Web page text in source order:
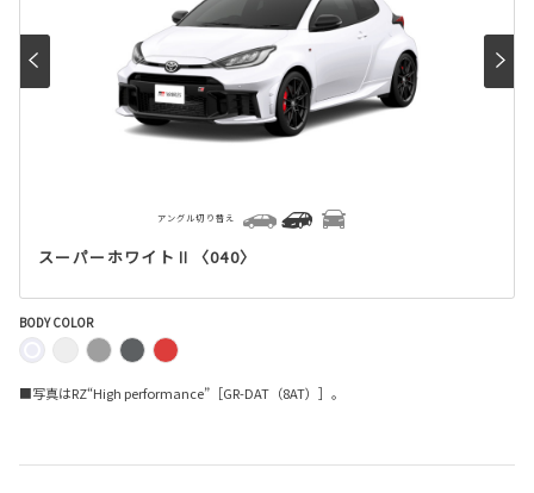
スーパーホワイトⅡ〈040〉
アングル切り替え
BODY COLOR
■写真はRZ“High performance”［GR-DAT（8AT）］。